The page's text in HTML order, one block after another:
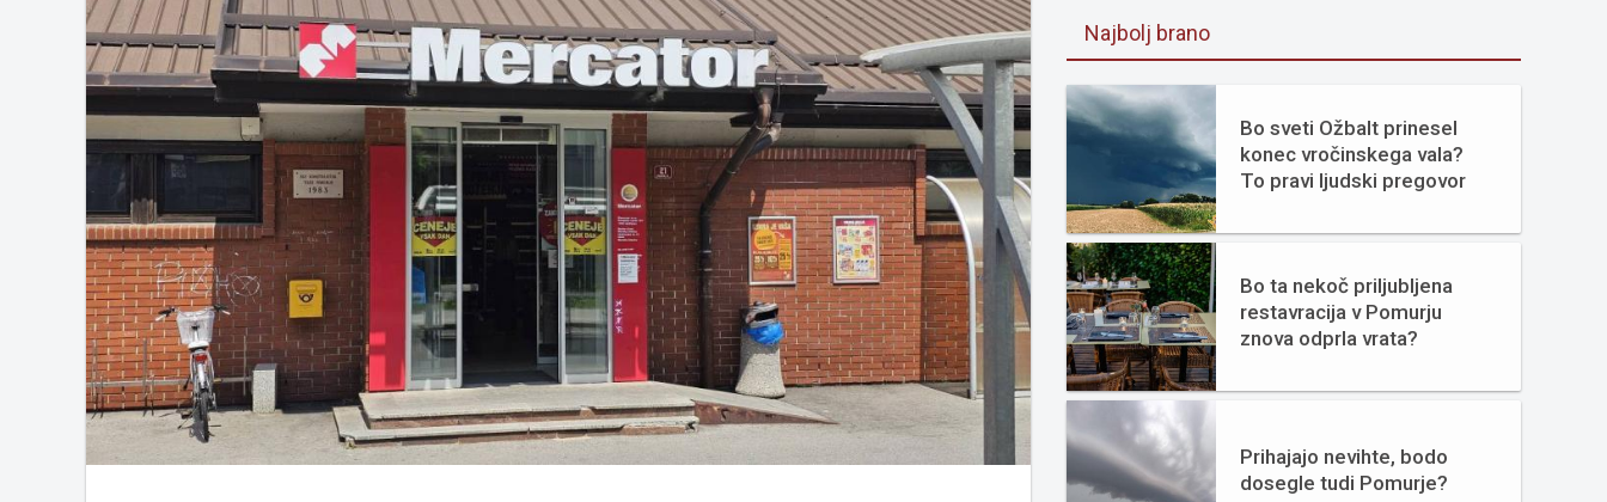
Najbolj brano
Bo sveti Ožbalt prinesel
konec vročinskega vala?
To pravi ljudski pregovor
Bo ta nekoč priljubljena
restavracija v Pomurju
znova odprla vrata?
Prihajajo nevihte, bodo
dosegle tudi Pomurje?